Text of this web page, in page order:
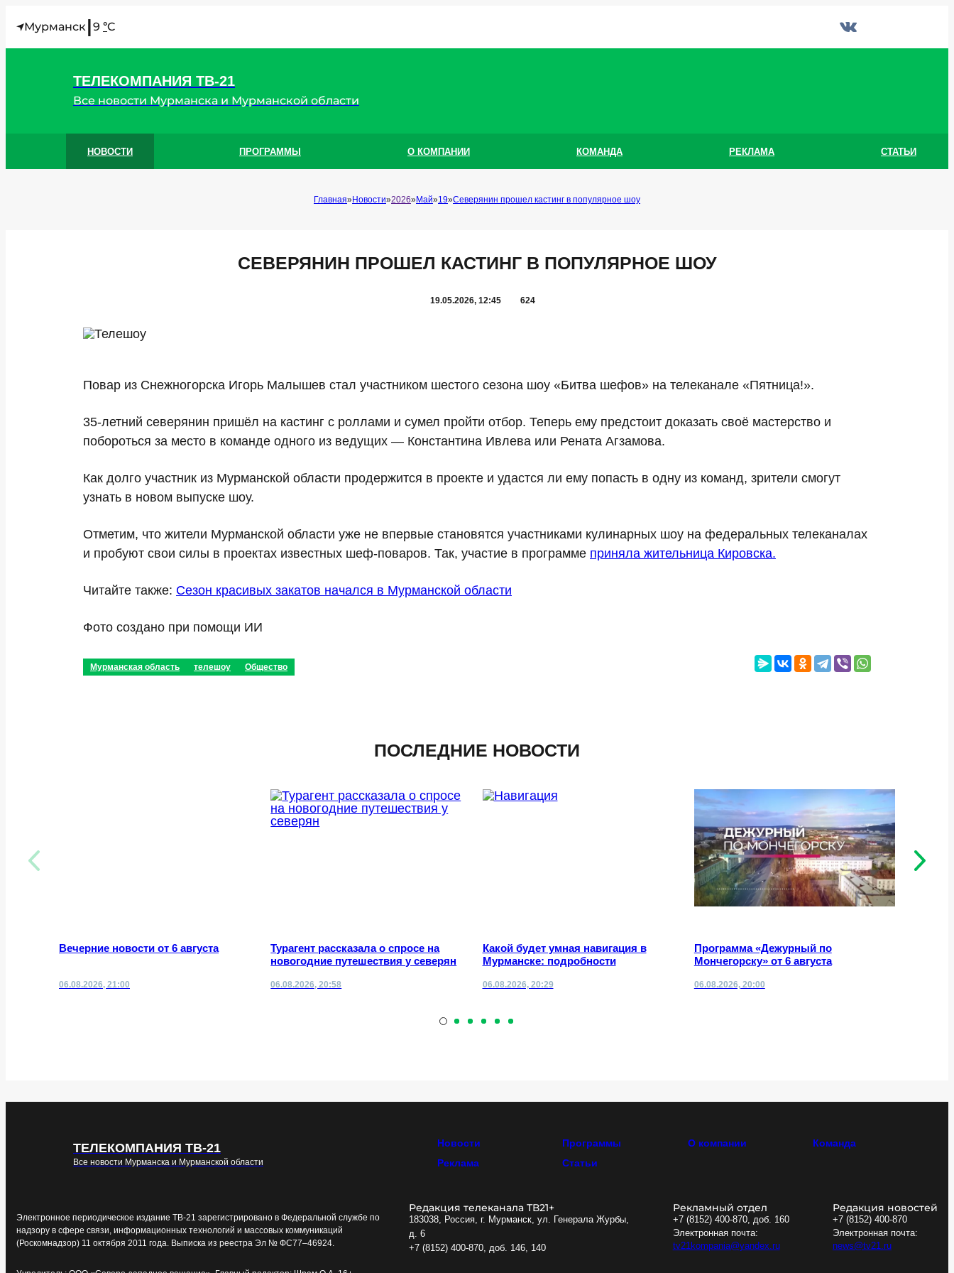
МурманскI9 °C
ТЕЛЕКОМПАНИЯ ТВ-21
Все новости Мурманска и Мурманской области
НОВОСТИ ПРОГРАММЫ О КОМПАНИИ КОМАНДА РЕКЛАМА СТАТЬИ
Главная Новости 2026 Май 19 Северянин прошел кастинг в популярное шоу
СЕВЕРЯНИН ПРОШЕЛ КАСТИНГ В ПОПУЛЯРНОЕ ШОУ
19.05.2026, 12:45 624
Повар из Снежногорска Игорь Малышев стал участником шестого сезона шоу «Битва шефов» на телеканале «Пятница!».
35-летний северянин пришёл на кастинг с роллами и сумел пройти отбор. Теперь ему предстоит доказать своё мастерство и
побороться за место в команде одного из ведущих — Константина Ивлева или Рената Агзамова.
Как долго участник из Мурманской области продержится в проекте и удастся ли ему попасть в одну из команд, зрители смогут
узнать в новом выпуске шоу.
Отметим, что жители Мурманской области уже не впервые становятся участниками кулинарных шоу на федеральных телеканалах
и пробуют свои силы в проектах известных шеф-поваров. Так, участие в программе приняла жительница Кировска.
Читайте также: Сезон красивых закатов начался в Мурманской области
Фото создано при помощи ИИ
Мурманская область телешоу Общество
ПОСЛЕДНИЕ НОВОСТИ
Вечерние новости от 6 августа
06.08.2026, 21:00
Турагент рассказала о спросе на
новогодние путешествия у северян
06.08.2026, 20:58
Какой будет умная навигация в
Мурманске: подробности
06.08.2026, 20:29
Программа «Дежурный по
Мончегорску» от 6 августа
06.08.2026, 20:00
ТЕЛЕКОМПАНИЯ ТВ-21
Все новости Мурманска и Мурманской области
Новости Программы О компании
Команда
Реклама
Статьи
Электронное периодическое издание ТВ-21 зарегистрировано в Федеральной службе по
надзору в сфере связи, информационных технологий и массовых коммуникаций
(Роскомнадзор) 11 октября 2011 года. Выписка из реестра Эл № ФС77–46924.
Редакция телеканала ТВ21+
183038, Россия, г. Мурманск, ул. Генерала Журбы,
д. 6
+7 (8152) 400-870, доб. 146, 140
Рекламный отдел
+7 (8152) 400-870, доб. 160
Электронная почта:
tv21kompania@yandex.ru
Редакция новостей
+7 (8152) 400-870
Электронная почта:
news@tv21.ru